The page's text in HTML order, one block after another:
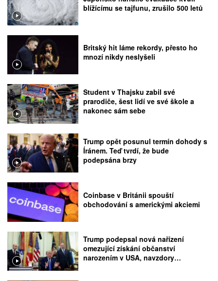
blížícímu se tajfunu, zrušilo 500 letů
Britský hit láme rekordy, přesto ho
mnozí nikdy neslyšeli
Student v Thajsku zabil své
prarodiče, šest lidí ve své škole a
nakonec sám sebe
Trump opět posunul termín dohody s
Íránem. Teď tvrdí, že bude
podepsána brzy
Coinbase v Británii spouští
obchodování s americkými akciemi
Trump podepsal nová nařízení
omezující získání občanství
narozením v USA, navzdory